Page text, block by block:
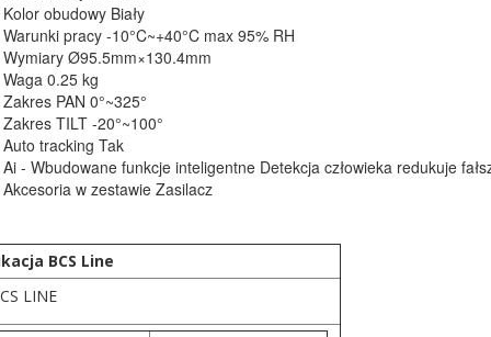
Kolor obudowy Biały
Warunki pracy -10°C~+40°C max 95% RH
Wymiary Ø95.5mm×130.4mm
Waga 0.25 kg
Zakres PAN 0°~325°
Zakres TILT -20°~100°
Auto tracking Tak
Ai - Wbudowane funkcje inteligentne Detekcja człowieka redukuje
Akcesoria w zestawie Zasilacz
BCS Line